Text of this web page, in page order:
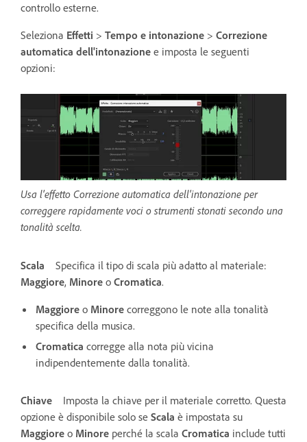
controllo esterne.
Seleziona Effetti > Tempo e intonazione > Correzione
automatica dell'intonazione e imposta le seguenti
opzioni:
Usa l'effetto Correzione automatica dell'intonazione per
correggere rapidamente voci o strumenti stonati secondo una
tonalità scelta.
Scala
Specifica il tipo di scala più adatto al materiale:
Maggiore, Minore o Cromatica.
Maggiore o Minore correggono le note alla tonalità
specifica della musica.
Cromatica corregge alla nota più vicina
indipendentemente dalla tonalità.
Chiave
Imposta la chiave per il materiale corretto. Questa
opzione è disponibile solo se Scala è impostata su
Maggiore o Minore perché la scala Cromatica include tutti